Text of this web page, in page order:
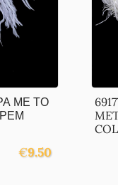
ΜΕ ΤΟ
€9.50